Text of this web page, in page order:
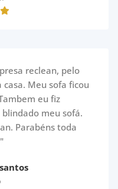
reclean, pelo
Meu sofa ficou
eu fiz
meu sofá.
Parabéns toda